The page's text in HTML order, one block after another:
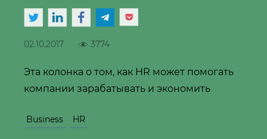
02.10.2017 3774
Эта колонка о том, как HR может помогать
компании зарабатывать и экономить
Business HR